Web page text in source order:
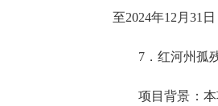
至2024年12月31
7．红河州孤
项目背景：